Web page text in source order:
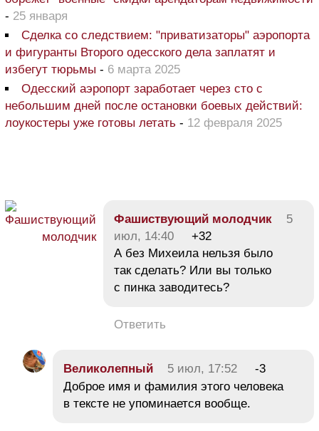
- 25 января
Сделка со следствием: "приватизаторы" аэропорта
и фигуранты Второго одесского дела заплатят и
избегут тюрьмы - 6 марта 2025
Одесский аэропорт заработает через сто с
небольшим дней после остановки боевых действий:
лоукостеры уже готовы летать - 12 февраля 2025
Фашиствующий молодчик
5
июл, 14:40
+32
А без Михеила нельзя было
так сделать? Или вы только
с пинка заводитесь?
Ответить
Великолепный 5 июл, 17:52
-3
Доброе имя и фамилия этого человека
в тексте не упоминается вообще.